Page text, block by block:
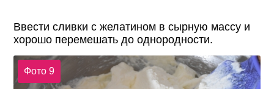
Ввести сливки с желатином в сырную массу и
хорошо перемешать до однородности.
Фото 9